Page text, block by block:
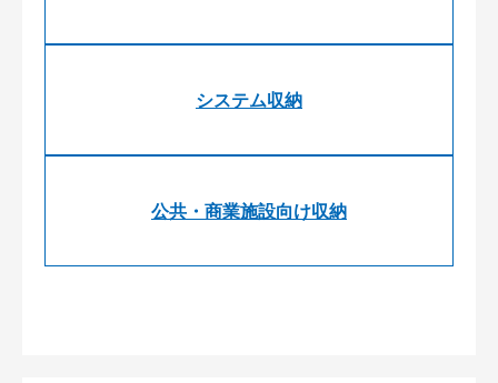
システム収納
公共・商業施設向け収納